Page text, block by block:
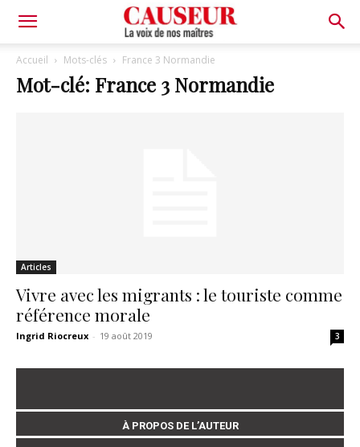
voix
maîtres
Accueil Mots-clés France 3 Normandie
Mot-clé: France 3 Normandie
Articles
Vivre avec les migrants : le touriste comme
référence morale
Ingrid Riocreux - 19 août 2019 3
À PROPOS DE L’AUTEUR